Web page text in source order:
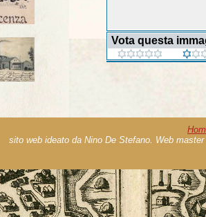
Vota questa
sito web ideato da Nino De Stefano. Web